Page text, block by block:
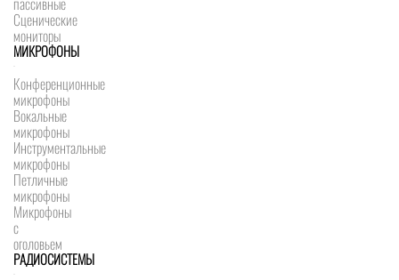
Сценические
мониторы
МИКРОФОНЫ
Конференционные
микрофоны
Вокальные
микрофоны
Инструментальные
микрофоны
Петличные
микрофоны
Микрофоны
с
оголовьем
РАДИОСИСТЕМЫ